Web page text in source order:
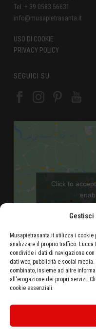
Gestisci
Musapietrasanta.it utilizza i
analizzare il proprio traffico.
condivide i dati di navigazione
dati web, pubblicità e social
combinato, insieme ad altre
all'erogazione dei propri servizi.
cookie essenziali.
Tel. + 39 0583 56631
info@musapietrasanta.it
USO DI COOKIE
PRIVACY POLICY
SEGUICI SU
Click to
Aeroporto di Pisa - 46 Km
Autostrada Azzurra E80